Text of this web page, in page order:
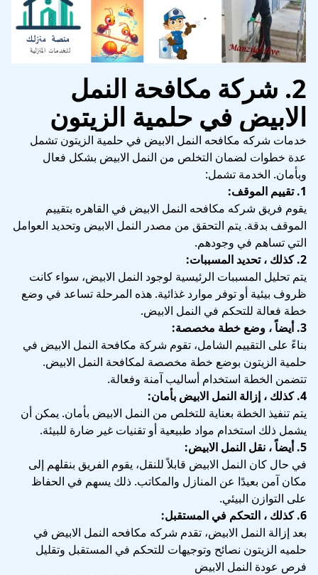
2. شركة مكافحة النمل
الابيض في حلمية الزيتون
خدمات شركه مكافحه النمل الابيض في حلمية الزيتون تشمل
عدة خطوات لضمان التخلص من النمل الابيض بشكل فعال
وبأمان. الخدمة تشمل:
1. تقييم الموقف:
يقوم فريق شركه مكافحه النمل الابيض في القاهره بتقييم
الموقف بدقة. يتم التحقق من مصدر النمل الابيض وتحديد العوامل
التي تساهم في وجودهم.
2. كذلك ، تحديد المسببات:
يتم تحليل المسببات الرئيسية لوجود النمل الابيض، سواء كانت
ظروف بيئية أو توفر موارد غذائية. هذه المرحلة تساعد في وضع
خطة فعالة للتحكم في النمل الابيض.
3. أيضاً ، وضع خطة مخصصة:
بناءً على التقييم الشامل، تقوم شركة مكافحة النمل الابيض في
حلمية الزيتون بوضع خطة مخصصة لمكافحة النمل الابيض.
تتضمن الخطة استخدام أساليب آمنة وفعالة.
4. كذلك ، إزالة النمل الابيض بأمان:
يتم تنفيذ الخطة بعناية للتخلص من النمل الابيض بأمان. يمكن أن
يشمل ذلك استخدام مواد طبيعية أو تقنيات غير ضارة للبيئة.
5. أيضاً ، نقل النمل الابيض:
في حال كان النمل الابيض قابلاً للنقل، يقوم الفريق بنقلهم إلى
مكان آمن بعيدًا عن المنازل والمكاتب. ذلك يسهم في الحفاظ
على التوازن البيئي.
6. كذلك ، التحكم في المستقبل:
بعد إزالة النمل الابيض، تقدم شركه مكافحه النمل الابيض في
حلميه الزيتون نصائح وتوجيهات للتحكم في المستقبل وتقليل
فرص عودة النمل الابيض